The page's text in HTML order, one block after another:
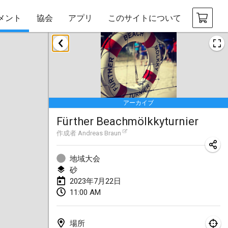
ント 協会 アプリ このサイトについて
アーカイブ
Fürther Beachmölkkyturnier
作成者 Andreas Braun
地域大会
砂
2023年7月22日
11:00 AM
場所
2023年1月
LE Tournoi de Noël
2023年1月14日 |フランス
Indoor Polish Championship - Halowe Mistrzostwa Polski w Mölkky
2023年1月14日|ポーランド
Tournoi Mixte ASPTTOM
2023年1月21日
2023年1月28日
US Mölkky Winter